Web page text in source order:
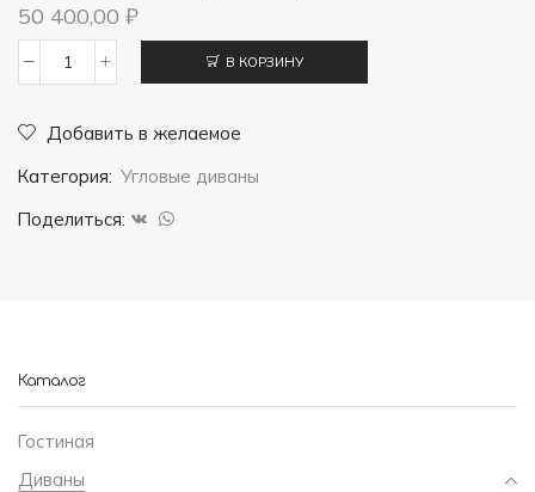
50 400,00 ₽
Диван
ДЕ
Марко
В КОРЗИНУ
Добавить в желаемое
Категория: Угловые диваны
Поделиться:
Каталог
Гостиная
Диваны